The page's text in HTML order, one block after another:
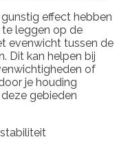
effect hebben
te leggen op de
evenwicht tussen de
Dit kan helpen bij
of
je houding
gebieden